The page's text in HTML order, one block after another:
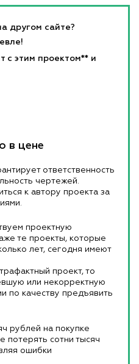
другом сайте?
с этим проектом** и
в цене
ответственность
чертежей.
к автору проекта за
проектную
те проекты, которые
лет, сегодня имеют
проект, то
или некорректную
по качеству предъявить
рублей на покупке
потерять сотни тысяч
ошибки